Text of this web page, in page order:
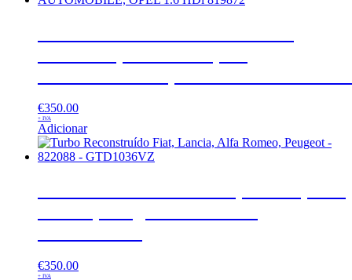
€350.00
+ IVA
Adicionar
€350.00
+ IVA